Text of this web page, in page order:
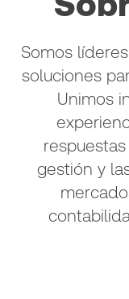
Somos
soluciones
Unimos
gestión y